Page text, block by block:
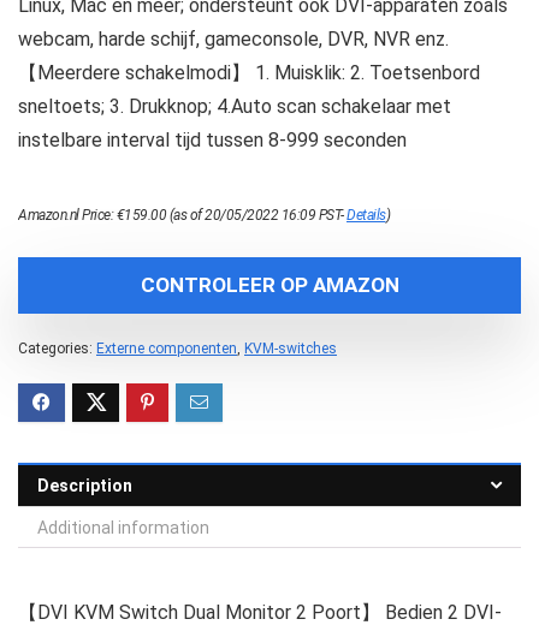
Linux, Mac en meer; ondersteunt ook DVI-apparaten zoals
webcam, harde schijf, gameconsole, DVR, NVR enz.
【Meerdere schakelmodi】 1. Muisklik: 2. Toetsenbord
sneltoets; 3. Drukknop; 4.Auto scan schakelaar met
instelbare interval tijd tussen 8-999 seconden
Amazon.nl Price:€159.00(as of 20/05/2022 16:09 PST-Details)
CONTROLEER OP AMAZON
Categories: Externe componenten KVM-switches
Description
Additional information
【DVI KVM Switch Dual Monitor 2 Poort】 Bedien 2 DVI-